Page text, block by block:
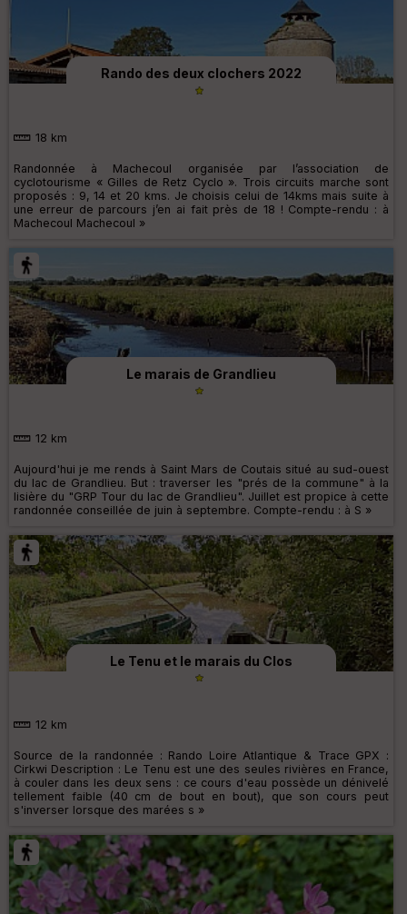
Rando des deux clochers 2022
18 km
Randonnée à Machecoul organisée par l’association de
cyclotourisme « Gilles de Retz Cyclo ». Trois circuits marche sont
proposés : 9, 14 et 20 kms. Je choisis celui de 14kms mais suite à
une erreur de parcours j’en ai fait près de 18 ! Compte-rendu : à
Machecoul Machecoul »
Le marais de Grandlieu
12 km
Aujourd'hui je me rends à Saint Mars de Coutais situé au sud-ouest
du lac de Grandlieu. But : traverser les "prés de la commune" à la
lisière du "GRP Tour du lac de Grandlieu". Juillet est propice à cette
randonnée conseillée de juin à septembre. Compte-rendu : à S »
Le Tenu et le marais du Clos
12 km
Source de la randonnée : Rando Loire Atlantique & Trace GPX :
Cirkwi Description : Le Tenu est une des seules rivières en France,
à couler dans les deux sens : ce cours d'eau possède un dénivelé
tellement faible (40 cm de bout en bout), que son cours peut
s'inverser lorsque des marées s »